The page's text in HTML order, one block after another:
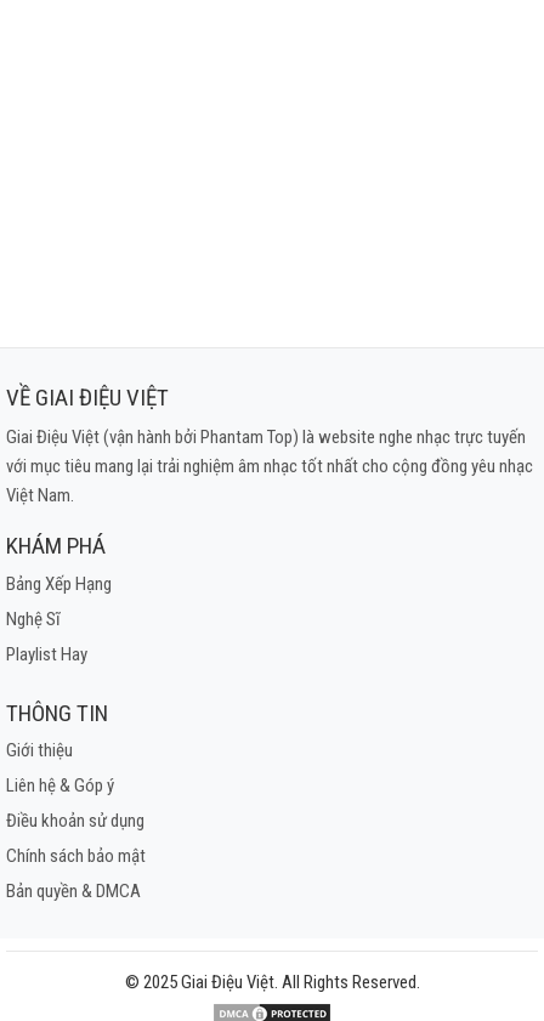
VỀ GIAI ĐIỆU VIỆT
Giai Điệu Việt (vận hành bởi Phantam Top) là website nghe nhạc trực tuyến
với mục tiêu mang lại trải nghiệm âm nhạc tốt nhất cho cộng đồng yêu nhạc
Việt Nam.
KHÁM PHÁ
Bảng Xếp Hạng
Nghệ Sĩ
Playlist Hay
THÔNG TIN
Giới thiệu
Liên hệ & Góp ý
Điều khoản sử dụng
Chính sách bảo mật
Bản quyền & DMCA
© 2025 Giai Điệu Việt. All Rights Reserved.